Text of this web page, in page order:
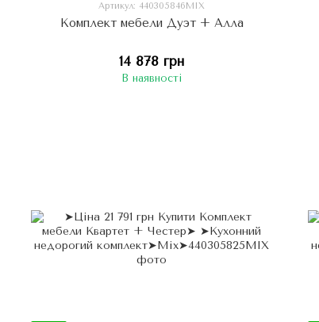
Артикул: 440305846МIX
Комплект мебели Дуэт + Алла
14 878 грн
В наявності